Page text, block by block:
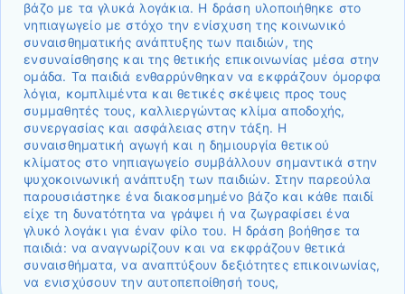
βάζο με τα γλυκά λογάκια. Η δράση υλοποιήθηκε στο
νηπιαγωγείο με στόχο την ενίσχυση της κοινωνικό
συναισθηματικής ανάπτυξης των παιδιών, της
ενσυναίσθησης και της θετικής επικοινωνίας μέσα στην
ομάδα. Τα παιδιά ενθαρρύνθηκαν να εκφράζουν όμορφα
λόγια, κομπλιμέντα και θετικές σκέψεις προς τους
συμμαθητές τους, καλλιεργώντας κλίμα αποδοχής,
συνεργασίας και ασφάλειας στην τάξη. Η
συναισθηματική αγωγή και η δημιουργία θετικού
κλίματος στο νηπιαγωγείο συμβάλλουν σημαντικά στην
ψυχοκοινωνική ανάπτυξη των παιδιών. Στην παρεούλα
παρουσιάστηκε ένα διακοσμημένο βάζο και κάθε παιδί
είχε τη δυνατότητα να γράψει ή να ζωγραφίσει ένα
γλυκό λογάκι για έναν φίλο του. Η δράση βοήθησε τα
παιδιά: να αναγνωρίζουν και να εκφράζουν θετικά
συναισθήματα, να αναπτύξουν δεξιότητες επικοινωνίας,
να ενισχύσουν την αυτοπεποίθησή τους,